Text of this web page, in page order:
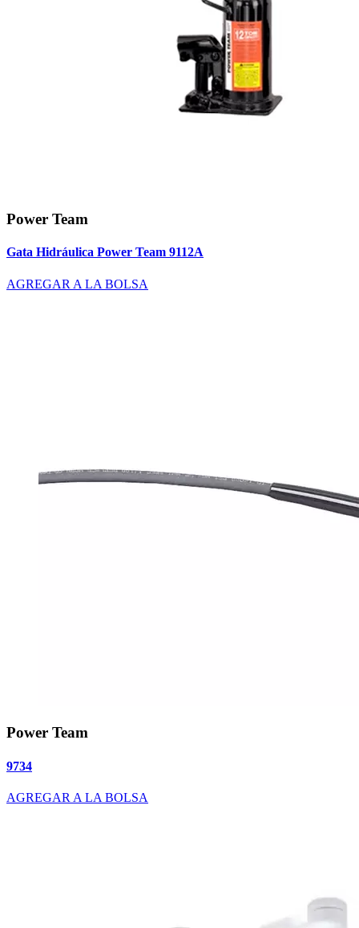
Power Team
Gata Hidráulica Power Team 9112A
AGREGAR A LA BOLSA
Power Team
9734
AGREGAR A LA BOLSA